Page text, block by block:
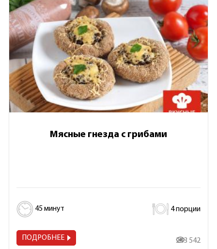
Мясные гнезда с грибами
45 минут 4 порции
ПОДРОБНЕЕ 243 542